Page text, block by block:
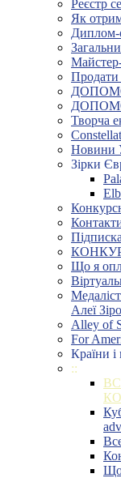
Реєстр
Як
Диплом-
Майстер-
Продати
Творча
Новини
Зірки
Що я
Алеї
Alley of
For
Країни і
::
Що